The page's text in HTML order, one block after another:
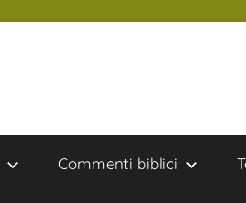
Commenti biblici